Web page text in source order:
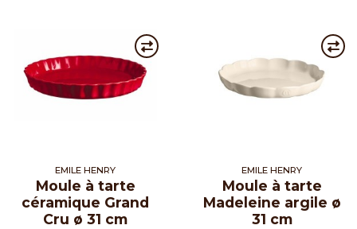
EMILE HENRY
Moule à tarte
céramique Grand
Cru ø 31 cm
EMILE HENRY
Moule à tarte
Madeleine argile ø
31 cm